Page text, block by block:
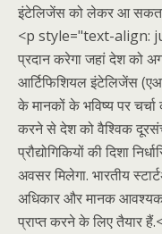
इंटेलिजेंस को लेकर आ
<p style="text-align:
प्रदान करेगा जहां देश को
आर्टिफिशियल इंटेलिजेंस
के मानकों के भविष्य पर
करने से देश को वैश्विक
प्रौद्योगिकियों की दिशा
अवसर मिलेगा. भारतीय
अधिकार और मानक आवश्यक
प्राप्त करने के लिए तैयार